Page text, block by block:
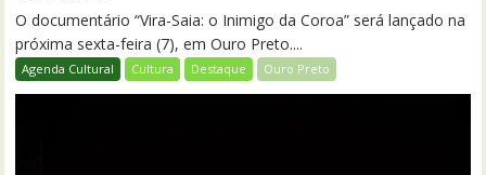
O documentário “Vira-Saia: o Inimigo da Coroa” será lançado na
próxima sexta-feira (7), em Ouro Preto....
Agenda Cultural Cultura Destaque Ouro Preto